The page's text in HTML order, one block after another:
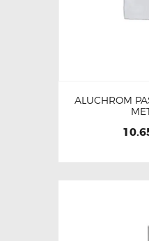
ALUCHROM